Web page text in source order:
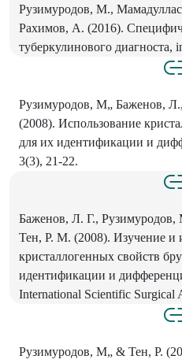
Рузимуродов, М.,
Рахимов, А. (2016).
туберкулинового диагноста,
Рузимуродов, М„ Баженов,
(2008). Использование
для их идентификации и
3(3), 21-22.
Баженов, Л. Г.,
Тен, Р. М. (2008). Изучение и
кристаллогенных свойств
идентификации и
International Scientific Surgical
Рузимуродов, M„ & Тен, P.